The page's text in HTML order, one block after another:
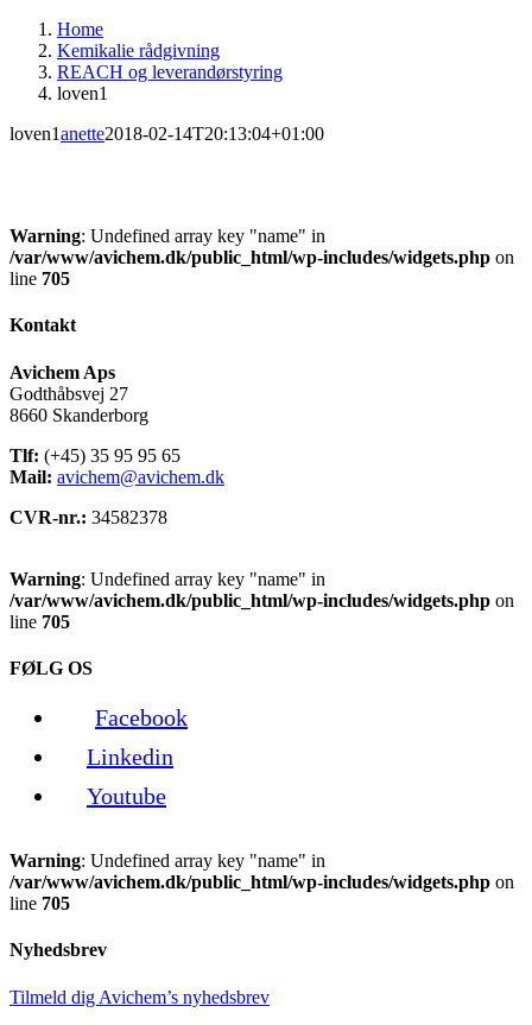
Home
Kemikalie rådgivning
REACH og leverandørstyring
loven1
loven1anette2018-02-14T20:13:04+01:00
Warning: Undefined array key "name" in
/var/www/avichem.dk/public_html/wp-includes/widgets.php on
line 705
Kontakt
Avichem Aps
Godthåbsvej 27
8660 Skanderborg
Tlf: (+45) 35 95 95 65
Mail: avichem@avichem.dk
CVR-nr.: 34582378
Warning: Undefined array key "name" in
/var/www/avichem.dk/public_html/wp-includes/widgets.php on
line 705
FØLG OS
Facebook
Linkedin
Youtube
Warning: Undefined array key "name" in
/var/www/avichem.dk/public_html/wp-includes/widgets.php on
line 705
Nyhedsbrev
Tilmeld dig Avichem’s nyhedsbrev